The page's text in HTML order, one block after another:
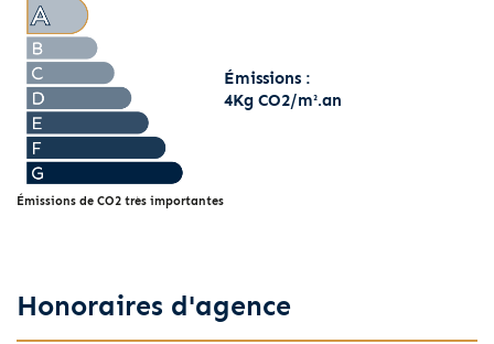
Émissions de CO2 très importantes
Émissions :
4Kg CO2/m².an
Honoraires d'agence